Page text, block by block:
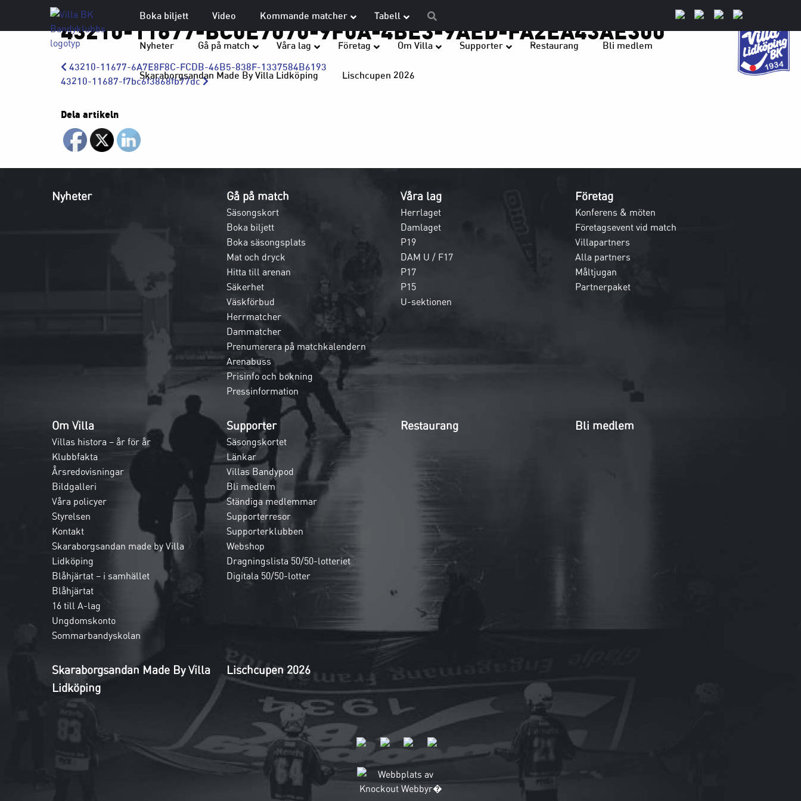
Boka biljett Video Kommande matcher Tabell
Nyheter Gå på match Våra lag Företag Om Villa Supporter Restaurang Bli medlem
Skaraborgsandan Made By Villa Lidköping Lischcupen 2026
43210-11677-BC0E7070-9F0A-4BE3-9AED-FA2EA43AE300
43210-11677-6A7E8F8C-FCDB-46B5-838F-1337584B6193
43210-11687-f7bc6f3868fb77dc
Dela artikeln
Nyheter Gå på match
Säsongskort
Boka biljett
Boka säsongsplats
Mat och dryck
Hitta till arenan
Säkerhet
Väskförbud
Herrmatcher
Dammatcher
Prenumerera på matchkalendern
Arenabuss
Prisinfo och bokning
Pressinformation
Våra lag
Herrlaget
Damlaget
P19
DAM U / F17
P17
P15
U-sektionen
Företag
Konferens & möten
Företagsevent vid match
Villapartners
Alla partners
Måltjugan
Partnerpaket
Om Villa
Villas histora – år för år
Klubbfakta
Årsredovisningar
Bildgalleri
Våra policyer
Styrelsen
Kontakt
Skaraborgsandan made by Villa
Lidköping
Blåhjärtat – i samhället
Blåhjärtat
16 till A-lag
Ungdomskonto
Sommarbandyskolan
Supporter
Säsongskortet
Länkar
Villas Bandypod
Bli medlem
Ständiga medlemmar
Supporterresor
Supporterklubben
Webshop
Dragningslista 50/50-lotteriet
Digitala 50/50-lotter
Restaurang Bli medlem
Skaraborgsandan Made By Villa
Lidköping
Lischcupen 2026